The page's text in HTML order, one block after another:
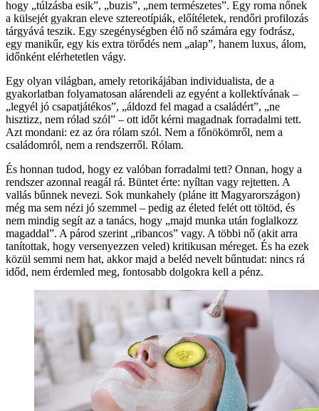
hogy „túlzásba esik”, „buzis”, „nem természetes”. Egy roma nőnek
a külsejét gyakran eleve sztereotípiák, előítéletek, rendőri profilozás
tárgyává teszik. Egy szegénységben élő nő számára egy fodrász,
egy manikűr, egy kis extra törődés nem „alap”, hanem luxus, álom,
időnként elérhetetlen vágy.
Egy olyan világban, amely retorikájában individualista, de a
gyakorlatban folyamatosan alárendeli az egyént a kollektívának –
„legyél jó csapatjátékos”, „áldozd fel magad a családért”, „ne
hisztizz, nem rólad szól” – ott időt kérni magadnak forradalmi tett.
Azt mondani: ez az óra rólam szól. Nem a főnökömről, nem a
családomról, nem a rendszerről. Rólam.
És honnan tudod, hogy ez valóban forradalmi tett? Onnan, hogy a
rendszer azonnal reagál rá. Büntet érte: nyíltan vagy rejtetten. A
vallás bűnnek nevezi. Sok munkahely (pláne itt Magyarországon)
még ma sem nézi jó szemmel – pedig az életed felét ott töltöd, és
nem mindig segít az a tanács, hogy „majd munka után foglalkozz
magaddal”. A párod szerint „ribancos” vagy. A többi nő (akit arra
tanítottak, hogy versenyezzen veled) kritikusan méreget. És ha ezek
közül semmi nem hat, akkor majd a beléd nevelt bűntudat: nincs rá
időd, nem érdemled meg, fontosabb dolgokra kell a pénz.